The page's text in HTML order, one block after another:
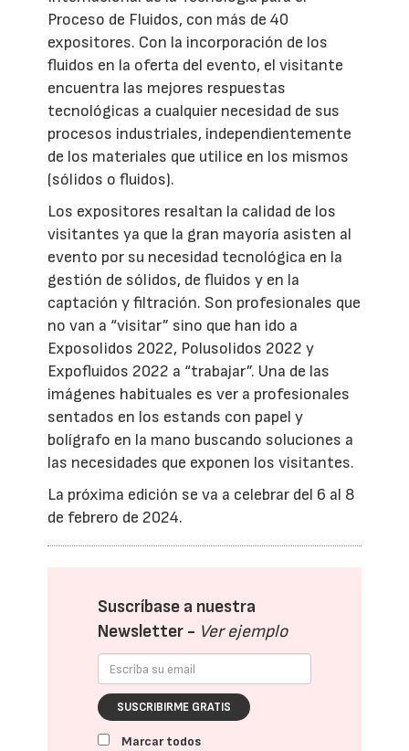
Proceso de Fluidos, con más de 40
expositores. Con la incorporación de los
fluidos en la oferta del evento, el visitante
encuentra las mejores respuestas
tecnológicas a cualquier necesidad de sus
procesos industriales, independientemente
de los materiales que utilice en los mismos
(sólidos o fluidos).
Los expositores resaltan la calidad de los
visitantes ya que la gran mayoría asisten al
evento por su necesidad tecnológica en la
gestión de sólidos, de fluidos y en la
captación y filtración. Son profesionales que
no van a “visitar” sino que han ido a
Exposolidos 2022, Polusolidos 2022 y
Expofluidos 2022 a “trabajar”. Una de las
imágenes habituales es ver a profesionales
sentados en los estands con papel y
bolígrafo en la mano buscando soluciones a
las necesidades que exponen los visitantes.
La próxima edición se va a celebrar del 6 al 8
de febrero de 2024.
Suscríbase a nuestra
Newsletter - Ver ejemplo
SUSCRIBIRME GRATIS
Marcar todos